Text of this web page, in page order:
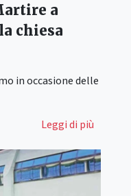
a
chiesa
in occasione delle
Leggi di più